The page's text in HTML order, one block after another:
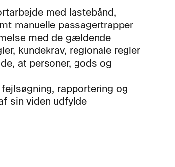
med lastebånd,
manuelle passagertrapper
med de gældende
kundekrav, regionale regler
at personer, gods og
rapportering og
sin viden udfylde